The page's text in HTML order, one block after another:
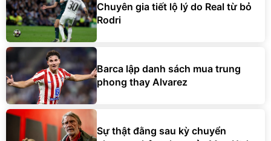
Chuyên gia tiết lộ lý do Real từ bỏ
Rodri
Barca lập danh sách mua trung
phong thay Alvarez
Sự thật đằng sau kỳ chuyển